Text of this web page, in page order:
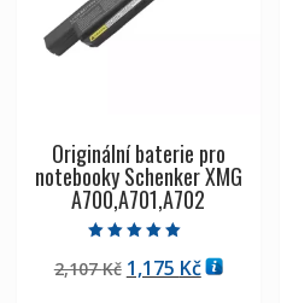
Originální baterie pro
notebooky Schenker XMG
A700,A701,A702
5.00
z 5
2,107Kč Původní
1,175 KčAktuální